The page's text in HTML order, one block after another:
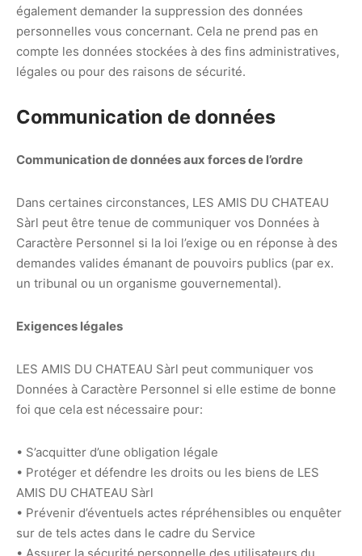
également demander la suppression des données
personnelles vous concernant. Cela ne prend pas en
compte les données stockées à des fins administratives,
légales ou pour des raisons de sécurité.
Communication de données
Communication de données aux forces de l’ordre
Dans certaines circonstances, LES AMIS DU CHATEAU
Sàrl peut être tenue de communiquer vos Données à
Caractère Personnel si la loi l’exige ou en réponse à des
demandes valides émanant de pouvoirs publics (par ex.
un tribunal ou un organisme gouvernemental).
Exigences légales
LES AMIS DU CHATEAU Sàrl peut communiquer vos
Données à Caractère Personnel si elle estime de bonne
foi que cela est nécessaire pour:
• S’acquitter d’une obligation légale
• Protéger et défendre les droits ou les biens de LES
AMIS DU CHATEAU Sàrl
• Prévenir d’éventuels actes répréhensibles ou enquêter
sur de tels actes dans le cadre du Service